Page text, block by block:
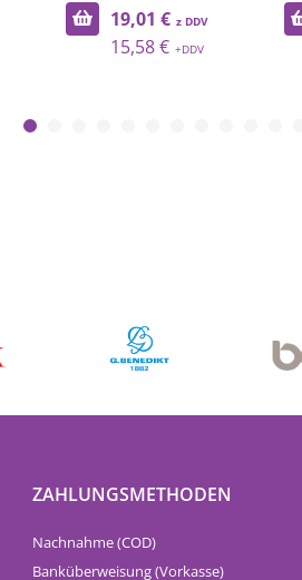
13,46 €
11,03 €
ZAHLUNGSMETHODEN
Nachnahme (COD)
Banküberweisung (Vorkasse)